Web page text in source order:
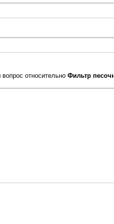
относительно Фильтр